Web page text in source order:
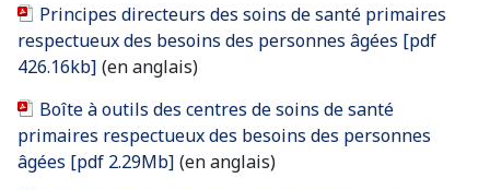
Principes directeurs des soins de santé primaires
respectueux des besoins des personnes âgées [pdf
426.16kb] (en anglais)
Boîte à outils des centres de soins de santé
primaires respectueux des besoins des personnes
âgées [pdf 2.29Mb] (en anglais)